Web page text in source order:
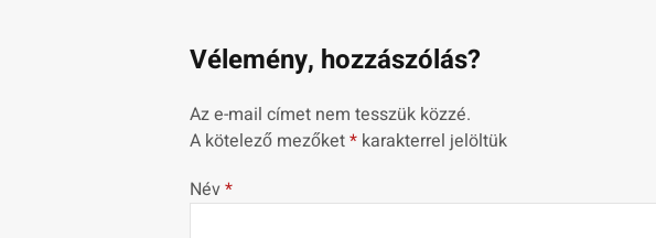
Vélemény, hozzászólás?
Az e-mail címet nem tesszük közzé.
A kötelező mezőket* karakterrel jelöltük
Név*